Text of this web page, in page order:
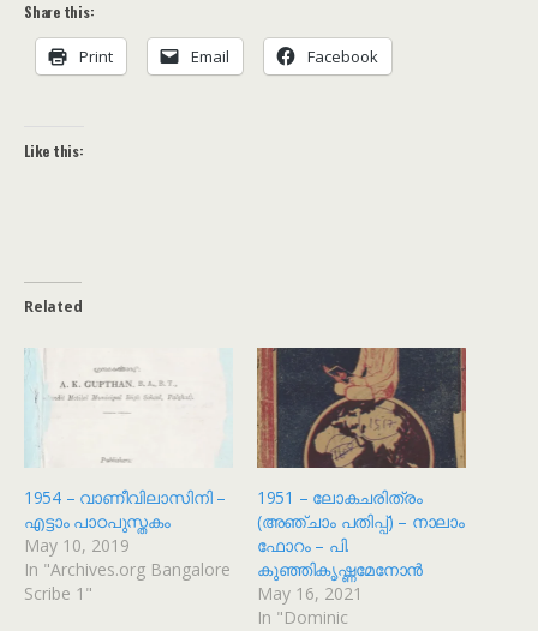
Share this:
Print Email Facebook
Like this:
Related
1954 – വാണീവിലാസിനി –
എട്ടാം പാഠപുസ്തകം
May 10, 2019
In "Archives.org Bangalore
Scribe 1"
1951 – ലോകചരിത്രം
(അഞ്ചാം പതിപ്പ്) – നാലാം
ഫോറം – പി.
കുഞ്ഞികൃഷ്ണമേനോൻ
May 16, 2021
In "Dominic